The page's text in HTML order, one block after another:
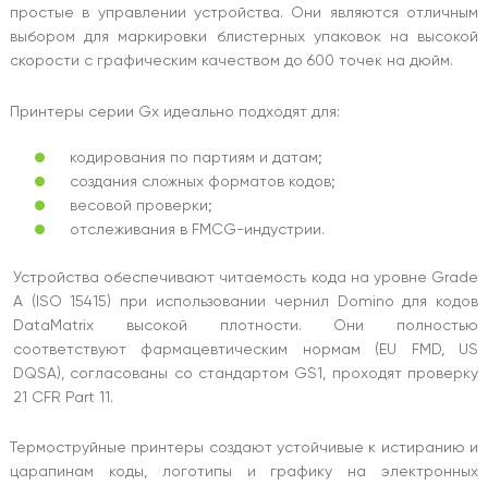
простые в управлении устройства. Они являются отличным
выбором для маркировки блистерных упаковок на высокой
скорости с графическим качеством до 600 точек на дюйм.
Принтеры серии Gx идеально подходят для:
кодирования по партиям и датам;
создания сложных форматов кодов;
весовой проверки;
отслеживания в FMCG-индустрии.
Устройства обеспечивают читаемость кода на уровне Grade
A (ISO 15415) при использовании чернил Domino для кодов
DataMatrix высокой плотности. Они полностью
соответствуют фармацевтическим нормам (EU FMD, US
DQSA), согласованы со стандартом GS1, проходят проверку
21 CFR Part 11.
Термоструйные принтеры создают устойчивые к истиранию и
царапинам коды, логотипы и графику на электронных